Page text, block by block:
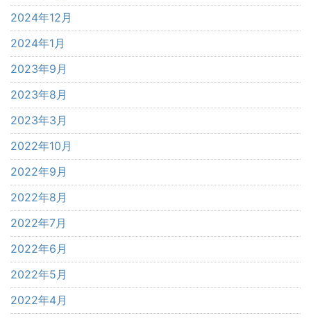
2024年12月
2024年1月
2023年9月
2023年8月
2023年3月
2022年10月
2022年9月
2022年8月
2022年7月
2022年6月
2022年5月
2022年4月